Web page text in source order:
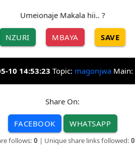
Umeionaje Makala hii.. ?
NZURI MBAYA SAVE
10 14:53:23 Topic: magonjwa Main:
Share On:
FACEBOOK WHATSAPP
follows: 0 | Unique share links followed: 0